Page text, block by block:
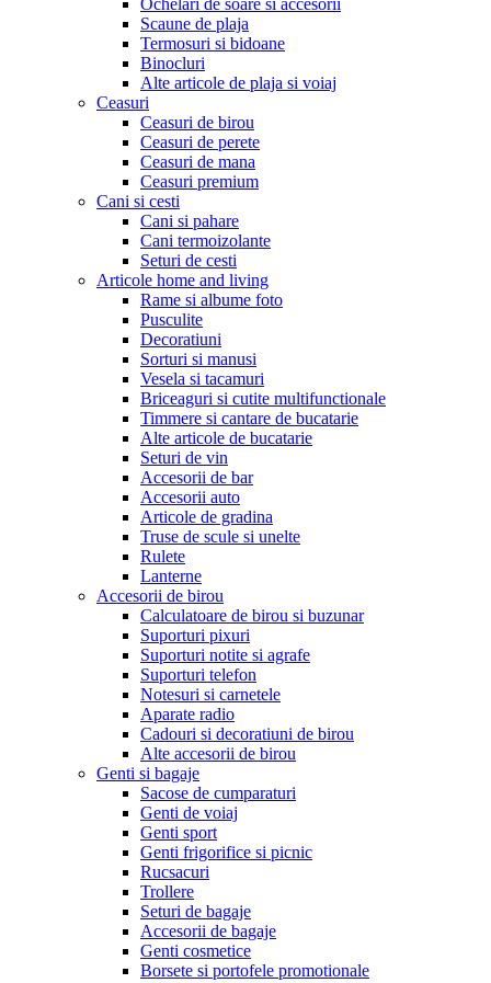
Scaune de plaja
Termosuri si bidoane
Binocluri
Alte articole de plaja si voiaj
Ceasuri
Ceasuri de birou
Ceasuri de perete
Ceasuri de mana
Ceasuri premium
Cani si cesti
Cani si pahare
Cani termoizolante
Seturi de cesti
Articole home and living
Rame si albume foto
Pusculite
Decoratiuni
Sorturi si manusi
Vesela si tacamuri
Briceaguri si cutite multifunctionale
Timmere si cantare de bucatarie
Alte articole de bucatarie
Seturi de vin
Accesorii de bar
Accesorii auto
Articole de gradina
Truse de scule si unelte
Rulete
Lanterne
Accesorii de birou
Calculatoare de birou si buzunar
Suporturi pixuri
Suporturi notite si agrafe
Suporturi telefon
Notesuri si carnetele
Aparate radio
Cadouri si decoratiuni de birou
Alte accesorii de birou
Genti si bagaje
Sacose de cumparaturi
Genti de voiaj
Genti sport
Genti frigorifice si picnic
Rucsacuri
Trollere
Seturi de bagaje
Accesorii de bagaje
Genti cosmetice
Borsete si portofele promotionale